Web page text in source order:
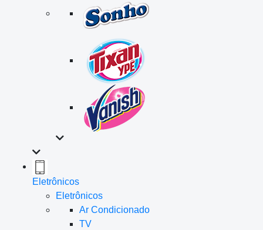
Eletrônicos
Eletrônicos
Ar Condicionado
TV